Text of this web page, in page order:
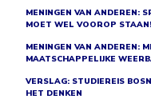
MENINGEN VAN ANDEREN:
MOET WEL VOOROP STAAN!
MENINGEN VAN ANDEREN:
MAATSCHAPPELIJKE
VERSLAG: STUDIEREIS
HET DENKEN